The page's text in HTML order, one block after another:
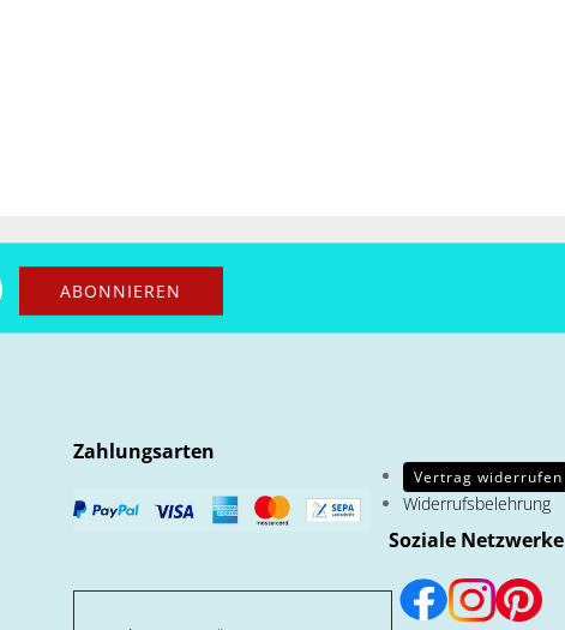
Zahlungsarten
Vertrag widerrufen
Widerrufsbelehrung
Soziale Netzwerke